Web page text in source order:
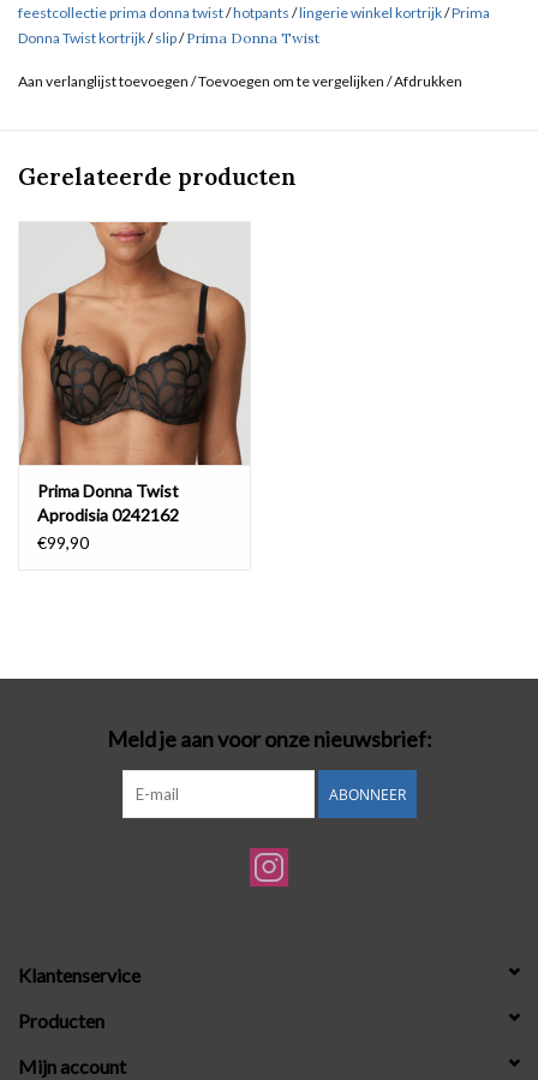
feestcollectie prima donna twist/hotpants /lingerie winkel kortrijk/Prima
Donna Twist kortrijk/slip/Prima Donna Twist
Aan verlanglijst toevoegen /Toevoegen om te vergelijken /Afdrukken
Gerelateerde producten
Prima Donna Twist
Aprodisia 0242162
€99,90
Meld je aan voor onze nieuwsbrief:
ABONNEER
Klantenservice
Producten
Mijn account